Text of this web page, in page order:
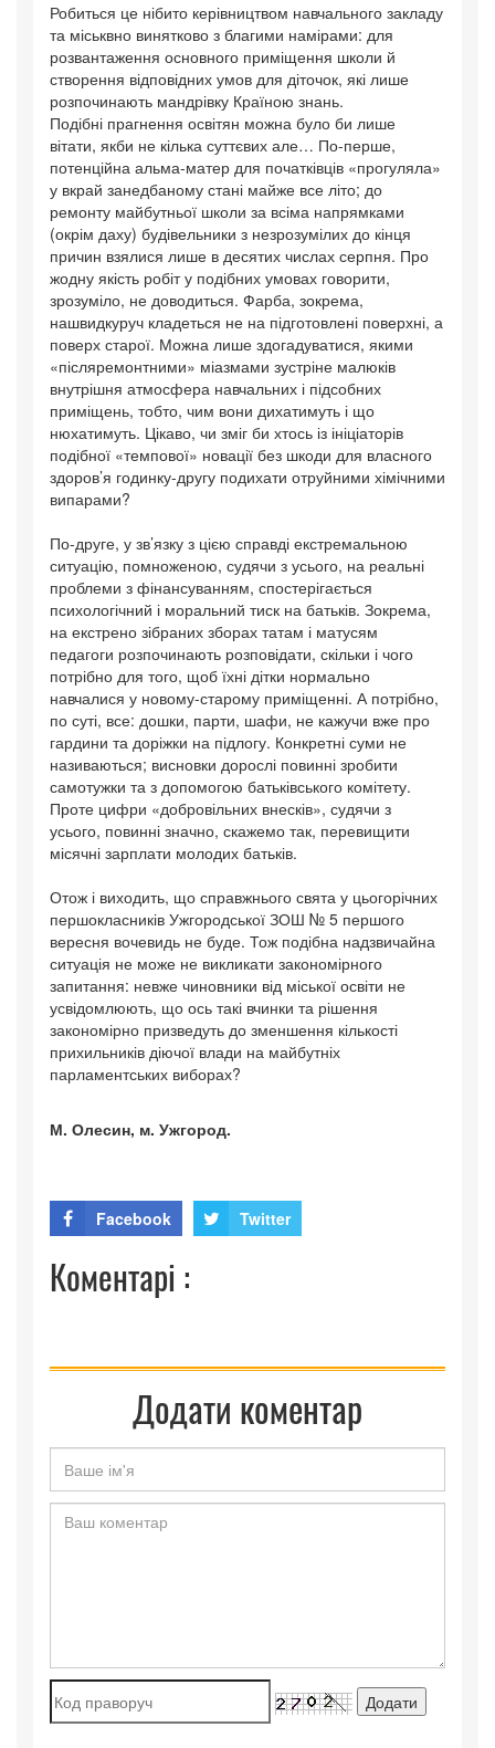
Робиться це нібито керівництвом навчального закладу
та міськвно винятково з благими намірами: для
розвантаження основного приміщення школи й
створення відповідних умов для діточок, які лише
розпочинають мандрівку Країною знань.
Подібні прагнення освітян можна було би лише
вітати, якби не кілька суттєвих але… По-перше,
потенційна альма-матер для початківців «прогуляла»
у вкрай занедбаному стані майже все літо; до
ремонту майбутньої школи за всіма напрямками
(окрім даху) будівельники з незрозумілих до кінця
причин взялися лише в десятих числах серпня. Про
жодну якість робіт у подібних умовах говорити,
зрозуміло, не доводиться. Фарба, зокрема,
нашвидкуруч кладеться не на підготовлені поверхні, а
поверх старої. Можна лише здогадуватися, якими
«післяремонтними» міазмами зустріне малюків
внутрішня атмосфера навчальних і підсобних
приміщень, тобто, чим вони дихатимуть і що
нюхатимуть. Цікаво, чи зміг би хтось із ініціаторів
подібної «темпової» новації без шкоди для власного
здоров’я годинку-другу подихати отруйними хімічними
випарами?
По-друге, у зв’язку з цією справді екстремальною
ситуацію, помноженою, судячи з усього, на реальні
проблеми з фінансуванням, спостерігається
психологічний і моральний тиск на батьків. Зокрема,
на екстрено зібраних зборах татам і матусям
педагоги розпочинають розповідати, скільки і чого
потрібно для того, щоб їхні дітки нормально
навчалися у новому-старому приміщенні. А потрібно,
по суті, все: дошки, парти, шафи, не кажучи вже про
гардини та доріжки на підлогу. Конкретні суми не
називаються; висновки дорослі повинні зробити
самотужки та з допомогою батьківського комітету.
Проте цифри «добровільних внесків», судячи з
усього, повинні значно, скажемо так, перевищити
місячні зарплати молодих батьків.
Отож і виходить, що справжнього свята у цьогорічних
першокласників Ужгородської ЗОШ № 5 першого
вересня вочевидь не буде. Тож подібна надзвичайна
ситуація не може не викликати закономірного
запитання: невже чиновники від міської освіти не
усвідомлюють, що ось такі вчинки та рішення
закономірно призведуть до зменшення кількості
прихильників діючої влади на майбутніх
парламентських виборах?
М. Олесин, м. Ужгород.
Facebook Twitter
Коментарі :
Додати коментар